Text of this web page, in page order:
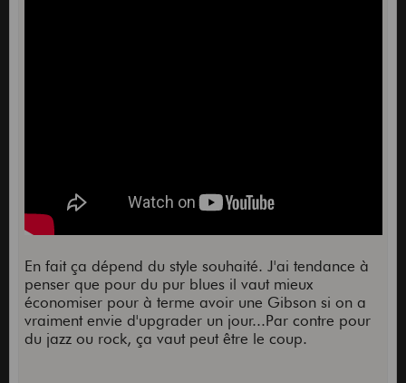
En fait ça dépend du style souhaité. J'ai tendance à
penser que pour du pur blues il vaut mieux
économiser pour à terme avoir une Gibson si on a
vraiment envie d'upgrader un jour...Par contre pour
du jazz ou rock, ça vaut peut être le coup.